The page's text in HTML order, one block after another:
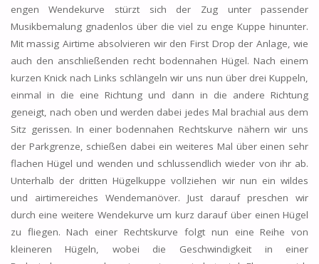
engen Wendekurve stürzt sich der Zug unter passender
Musikbemalung gnadenlos über die viel zu enge Kuppe hinunter.
Mit massig Airtime absolvieren wir den First Drop der Anlage, wie
auch den anschließenden recht bodennahen Hügel. Nach einem
kurzen Knick nach Links schlängeln wir uns nun über drei Kuppeln,
einmal in die eine Richtung und dann in die andere Richtung
geneigt, nach oben und werden dabei jedes Mal brachial aus dem
Sitz gerissen. In einer bodennahen Rechtskurve nähern wir uns
der Parkgrenze, schießen dabei ein weiteres Mal über einen sehr
flachen Hügel und wenden und schlussendlich wieder von ihr ab.
Unterhalb der dritten Hügelkuppe vollziehen wir nun ein wildes
und airtimereiches Wendemanöver. Just darauf preschen wir
durch eine weitere Wendekurve um kurz darauf über einen Hügel
zu fliegen. Nach einer Rechtskurve folgt nun eine Reihe von
kleineren Hügeln, wobei die Geschwindigkeit in einer